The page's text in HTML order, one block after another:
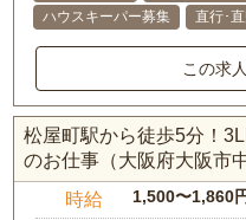
ハウスキーパー募集
直行･
この求
松屋町駅から徒歩5分！
のお仕事（大阪府大阪市
時給 1,500〜1,860